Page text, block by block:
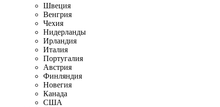
Швеция
Венгрия
Чехия
Нидерланды
Ирландия
Италия
Португалия
Австрия
Финляндия
Новегия
Канада
США